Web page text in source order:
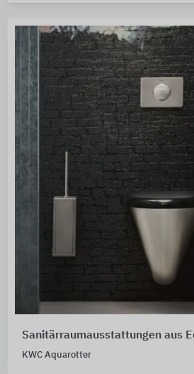
Sanitärraumausstattungen aus
KWC Aquarotter